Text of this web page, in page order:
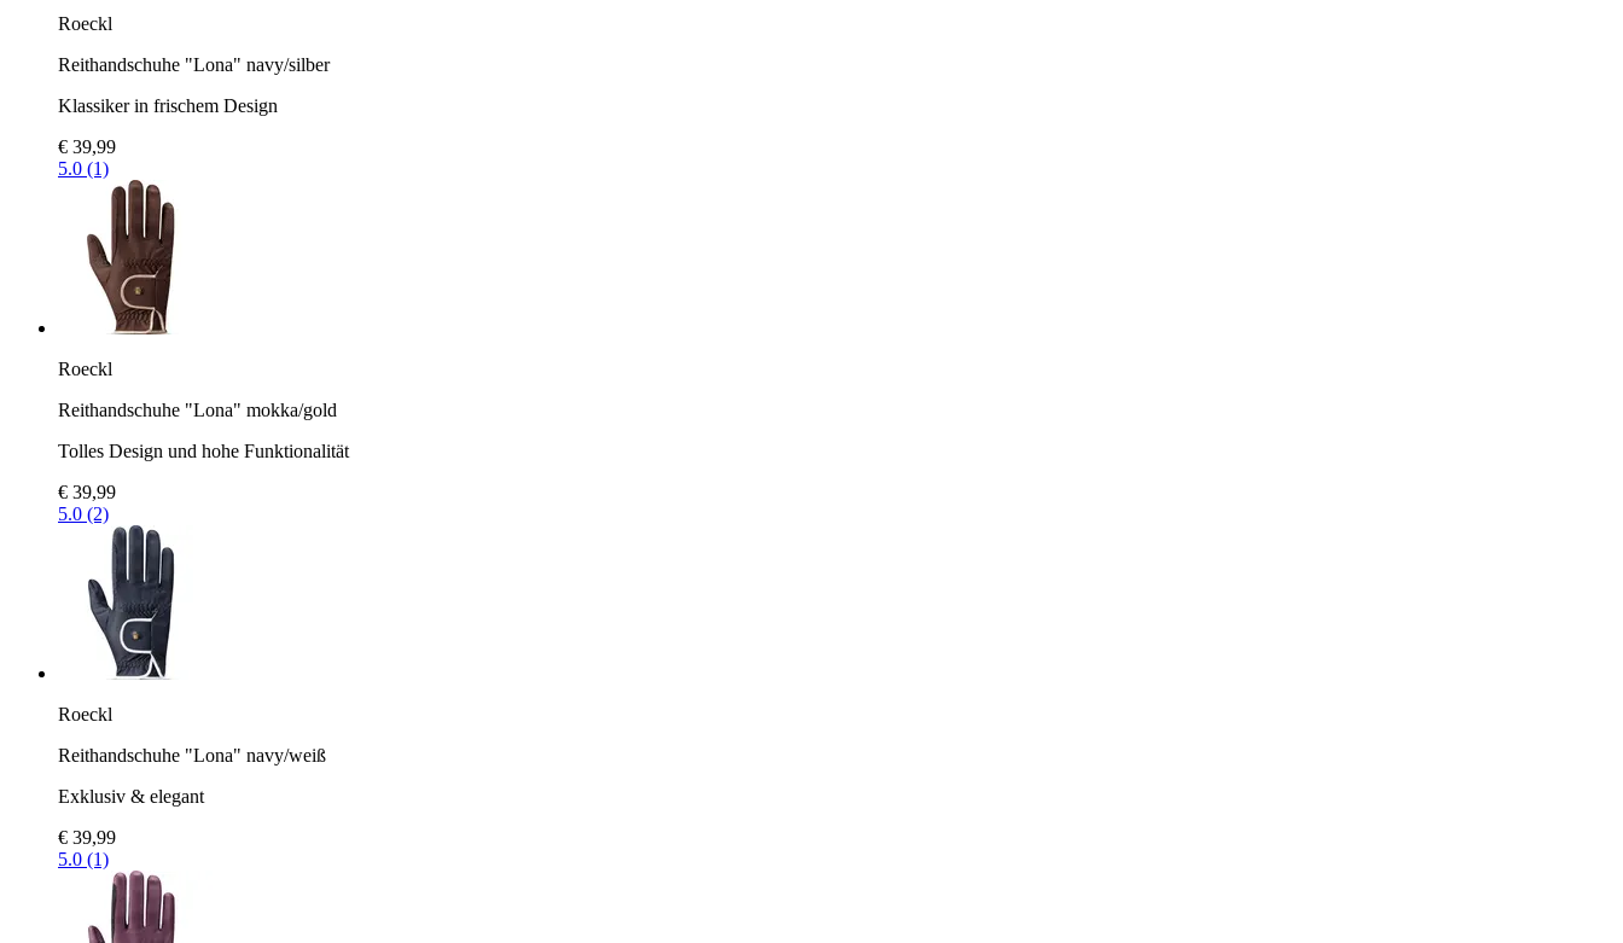
Roeckl
Reithandschuhe "Lona" navy/silber
Klassiker in frischem Design
€ 39,99
5.0 (1)
Roeckl
Reithandschuhe "Lona" mokka/gold
Tolles Design und hohe Funktionalität
€ 39,99
5.0 (2)
Roeckl
Reithandschuhe "Lona" navy/weiß
Exklusiv & elegant
€ 39,99
5.0 (1)